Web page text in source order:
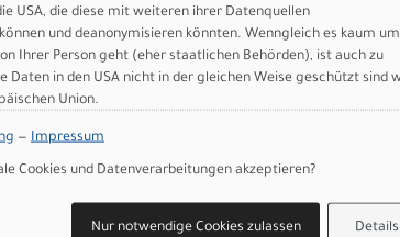
11m carbon, FOX Performance Elite w/ GENIE, XT Di2
USA, die diese mit weiteren ihrer Datenquellen
und deanonymisieren könnten. Wenngleich es kaum um
Ihrer Person geht (eher staatlichen Behörden), ist auch zu
Daten in den USA nicht in der gleichen Weise geschützt sind
Union.
— Impressum
Cookies und Datenverarbeitungen akzeptieren?
Details
Nur notwendige Cookies zulassen